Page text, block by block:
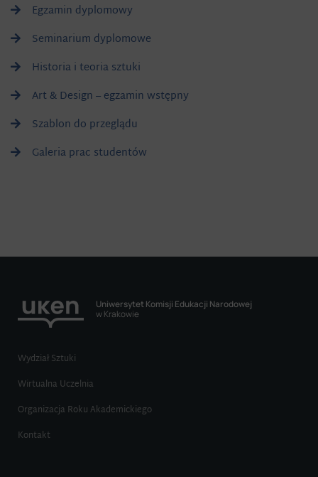
Egzamin dyplomowy
Seminarium dyplomowe
Historia i teoria sztuki
Art & Design – egzamin wstępny
Szablon do przeglądu
Galeria prac studentów
Uniwersytet Komisji Edukacji Narodowej
w Krakowie
Wydział Sztuki
Wirtualna Uczelnia
Organizacja Roku Akademickiego
Kontakt